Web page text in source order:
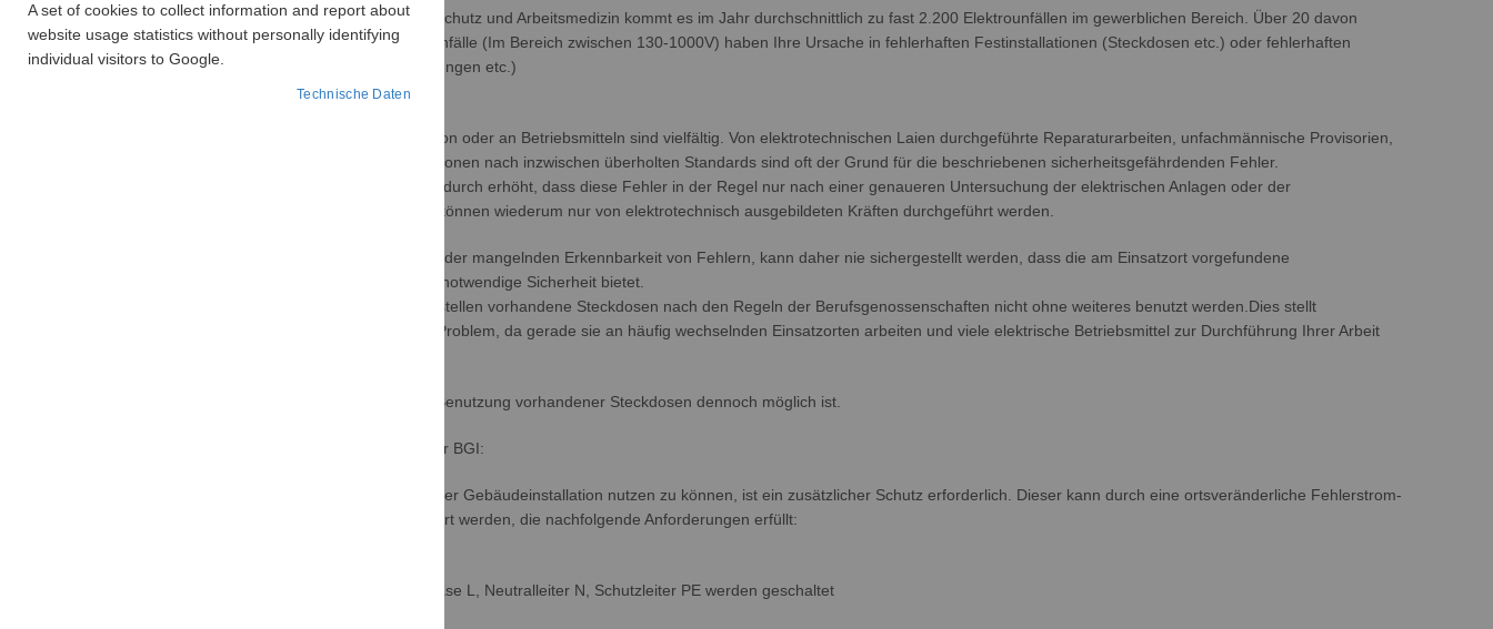
Nach einem Bericht der Bundesanstalt für Arbeitsschutz und Arbeitsmedizin kommt es im Jahr durchschnittlich zu fast 2.200 Elektrounfällen im gewerblichen Bereich. Über 20 davon
enden für die Betroffenen tödlich. Fast 50% der Unfälle (Im Bereich zwischen 130-1000V) haben Ihre Ursache in fehlerhaften Festinstallationen (Steckdosen etc.) oder fehlerhaften
Betriebsmitteln (Werkzeuge, Leuchten, Verlängerungen etc.)
Die Ursachen für die Fehler in der Elektroinstallation oder an Betriebsmitteln sind vielfältig. Von elektrotechnischen Laien durchgeführte Reparaturarbeiten, unfachmännische Provisorien,
langer bzw. rauer Betrieb oder alte Elektroinstallationen nach inzwischen überholten Standards sind oft der Grund für die beschriebenen sicherheitsgefährdenden Fehler.
Das Risiko für einen Unfall wird darüber hinaus dadurch erhöht, dass diese Fehler in der Regel nur nach einer genaueren Untersuchung der elektrischen Anlagen oder der
entsprechenden Geräte zu erkennen sind. Diese können wiederum nur von elektrotechnisch ausgebildeten Kräften durchgeführt werden.
Aufgrund der Vielfalt möglicher Fehlerquellen und der mangelnden Erkennbarkeit von Fehlern, kann daher nie sichergestellt werden, dass die am Einsatzort vorgefundene
Elektroinstallation, die für ein unfallfreies Arbeiten notwendige Sicherheit bietet.
Aus diesem Grund dürfen auf Bau– und Montagestellen vorhandene Steckdosen nach den Regeln der Berufsgenossenschaften nicht ohne weiteres benutzt werden.Dies stellt
insbesondere Handwerker und Monteure vor ein Problem, da gerade sie an häufig wechselnden Einsatzorten arbeiten und viele elektrische Betriebsmittel zur Durchführung Ihrer Arbeit
Der PRCD-S löst dieses Problem, da mit Ihm die Benutzung vorhandener Steckdosen dennoch möglich ist.
Anforderungen an einen PRCD nach Vorgaben der BGI:
Um die in Abschnitt 3.2 genannten Steckdosen einer Gebäudeinstallation nutzen zu können, ist ein zusätzlicher Schutz erforderlich. Dieser kann durch eine ortsveränderliche Fehlerstrom-
Schutzeinrichtung (PRCD nach VDE 0661) realisiert werden, die nachfolgende Anforderungen erfüllt:
allpolig schaltend - einschließlich Schutzleiter (Phase L, Neutralleiter N, Schutzleiter PE werden geschaltet
A set of cookies to collect information and report about
website usage statistics without personally identifying
individual visitors to Google.
Technische Daten